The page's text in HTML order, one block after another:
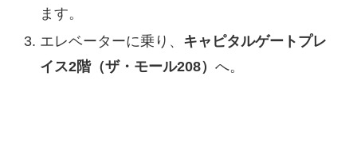
ます。
エレベーターに乗り、 キャピタルゲートプレ
イス2階（ザ・モール208） へ。